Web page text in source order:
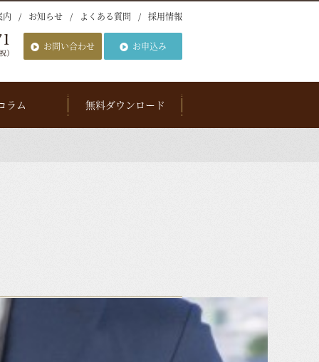
内 お知らせ よくある質問 採用情報
お問い合わせ お申込み
ラム 無料ダウンロード